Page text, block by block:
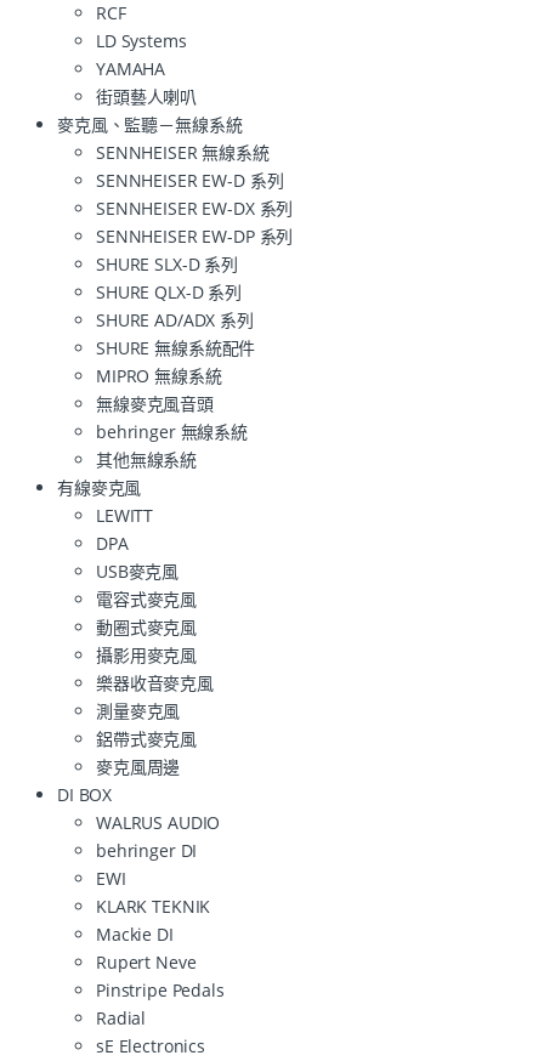
RCF
LD Systems
YAMAHA
街頭藝人喇叭
麥克風、監聽－無線系統
SENNHEISER 無線系統
SENNHEISER EW-D 系列
SENNHEISER EW-DX 系列
SENNHEISER EW-DP 系列
SHURE SLX-D 系列
SHURE QLX-D 系列
SHURE AD/ADX 系列
SHURE 無線系統配件
MIPRO 無線系統
無線麥克風音頭
behringer 無線系統
其他無線系統
有線麥克風
LEWITT
DPA
USB麥克風
電容式麥克風
動圈式麥克風
攝影用麥克風
樂器收音麥克風
測量麥克風
鋁帶式麥克風
麥克風周邊
DI BOX
WALRUS AUDIO
behringer DI
EWI
KLARK TEKNIK
Mackie DI
Rupert Neve
Pinstripe Pedals
Radial
sE Electronics